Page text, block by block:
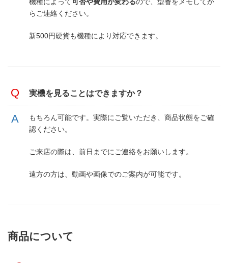
機種によって 可否や費用が変わるので、型番をメモしてか
らご連絡ください。
新500円硬貨も機種により対応できます。
実機を見ることはできますか？
もちろん可能です。実際にご覧いただき、商品状態をご確
認ください。
ご来店の際は、前日までにご連絡をお願いします。
遠方の方は、動画や画像でのご案内が可能です。
商品について